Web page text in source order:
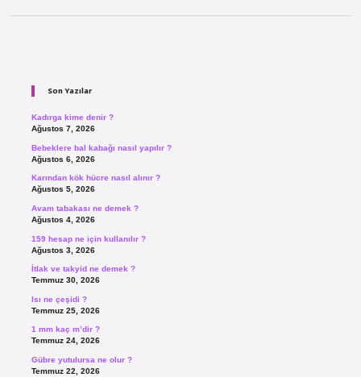
Son Yazılar
Kadırga kime denir ?
Ağustos 7, 2026
Bebeklere bal kabağı nasıl yapılır ?
Ağustos 6, 2026
Karından kök hücre nasıl alınır ?
Ağustos 5, 2026
Avam tabakası ne demek ?
Ağustos 4, 2026
159 hesap ne için kullanılır ?
Ağustos 3, 2026
İtlak ve takyid ne demek ?
Temmuz 30, 2026
Isı ne çeşidi ?
Temmuz 25, 2026
1 mm kaç m’dir ?
Temmuz 24, 2026
Gübre yutulursa ne olur ?
Temmuz 22, 2026